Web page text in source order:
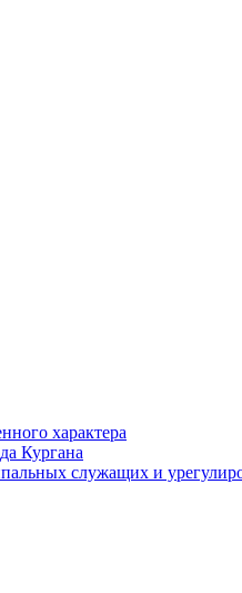
характера
Кургана
служащих и